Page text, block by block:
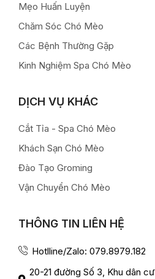
Mẹo Huấn Luyện
Chăm Sóc Chó Mèo
Các Bệnh Thường Gặp
Kinh Nghiệm Spa Chó Mèo
DỊCH VỤ KHÁC
Cắt Tỉa - Spa Chó Mèo
Khách Sạn Chó Mèo
Đào Tạo Groming
Vận Chuyển Chó Mèo
THÔNG TIN LIÊN HỆ
Hotlline/Zalo: 079.8979.182
20-21 đường Số 3, Khu dân